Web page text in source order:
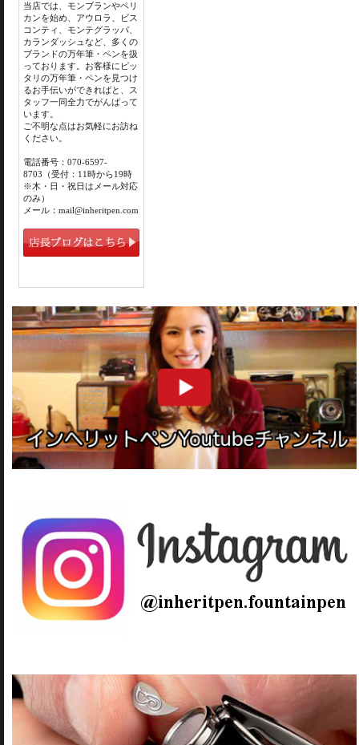
当店では、モンブランやペリ
カンを始め、アウロラ、ビス
コンティ、モンテグラッパ、
カランダッシュなど、多くの
ブランドの万年筆・ペンを扱
っております。お客様にピッ
タリの万年筆・ペンを見つけ
るお手伝いができればと、ス
タッフ一同全力でがんばって
います。
ご不明な点はお気軽にお訪ね
ください。
電話番号：070-6597-
8703（受付：11時から19時
※木・日・祝日はメール対応
のみ）
メール：mail@inheritpen.com